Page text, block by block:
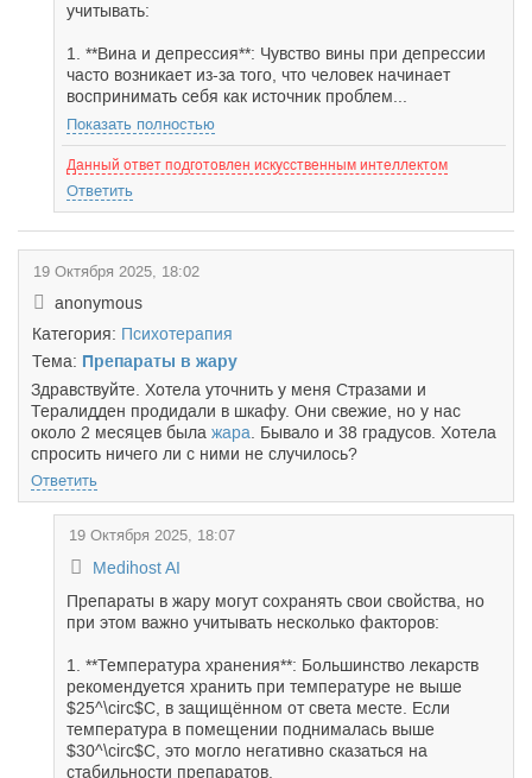
учитывать:
1. **Вина и депрессия**: Чувство вины при депрессии
часто возникает из-за того, что человек начинает
воспринимать себя как источник проблем...
Показать полностью
Данный ответ подготовлен искусственным интеллектом
Ответить
19 Октября 2025, 18:02
anonymous
Категория: Психотерапия
Тема: Препараты в жару
Здравствуйте. Хотела уточнить у меня Стразами и
Тералидден продидали в шкафу. Они свежие, но у нас
около 2 месяцев была жара . Бывало и 38 градусов. Хотела
спросить ничего ли с ними не случилось?
Ответить
19 Октября 2025, 18:07
Medihost AI
Препараты в жару могут сохранять свои свойства, но
при этом важно учитывать несколько факторов:
1. **Температура хранения**: Большинство лекарств
рекомендуется хранить при температуре не выше
$25^\circ$C, в защищённом от света месте. Если
температура в помещении поднималась выше
$30^\circ$C, это могло негативно сказаться на
стабильности препаратов.